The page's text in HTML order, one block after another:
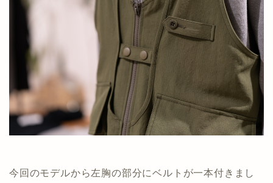
今回のモデルから左胸の部分にベルトが一本付きまし